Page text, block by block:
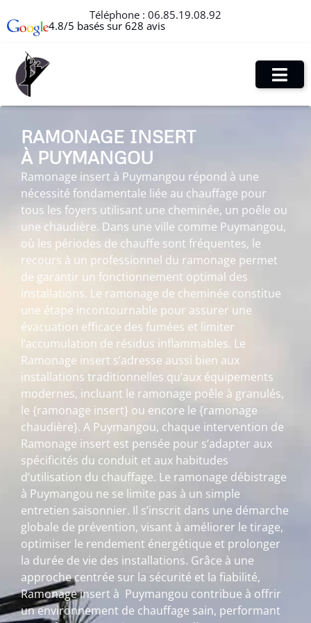
Téléphone : 06.85.19.08.92
4.8/5 basés sur 628 avis
RAMONAGE INSERT
À PUYMANGOU
Ramonage insert à Puymangou répond à une
nécessité fondamentale liée au chauffage pour
tous les foyers utilisant une cheminée, un poêle ou
une chaudière. Dans une ville comme Puymangou,
où les périodes de chauffe sont fréquentes, le
recours à un professionnel du ramonage permet
de garantir un fonctionnement optimal des
installations. Le ramonage de cheminée constitue
une étape incontournable pour assurer une
évacuation efficace des fumées et limiter
l’accumulation de résidus inflammables. Le
Ramonage insert s’adresse aussi bien aux
installations traditionnelles qu’aux équipements
modernes, incluant le ramonage poêle à granulés,
le {ramonage insert} ou encore le {ramonage
chaudière}. A Puymangou, chaque intervention de
Ramonage insert est pensée pour s’adapter aux
spécificités du conduit et aux habitudes
d’utilisation du chauffage. Le ramonage débistrage
à Puymangou ne se limite pas à un simple
entretien saisonnier. Il s’inscrit dans une démarche
globale de prévention, visant à améliorer le tirage,
optimiser le rendement énergétique et prolonger
la durée de vie des installations. Grâce à une
approche centrée sur la sécurité et la fiabilité,
Ramonage insert à Puymangou contribue à offrir
un environnement de chauffage sain, performant